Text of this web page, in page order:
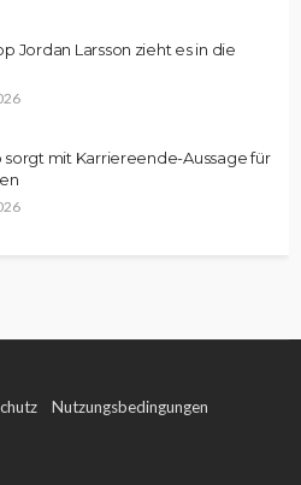
Jordan Larsson zieht es in die
sorgt mit Karriereende-Aussage für
Nutzungsbedingungen